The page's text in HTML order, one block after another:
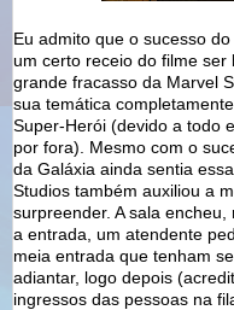
Eu admito que o sucesso
um certo receio do filme
grande fracasso da Marvel
sua temática
Super-Herói (devido a todo
por fora). Mesmo com o
da Galáxia ainda sentia
Studios também auxiliou a
surpreender. A sala
a entrada, um atendente
meia entrada que tenham
adiantar, logo depois
ingressos das pessoas na